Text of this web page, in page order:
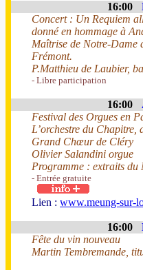
16:00
Concert : Un Requiem
donné en hommage à
Maîtrise de Notre-Dame
Frémont.
P.Matthieu de Laubier,
- Libre participation
16:00
Festival des Orgues en
L’orchestre du
Grand Chœur de Cléry
Olivier Salandini orgue
Programme : extraits du
- Entrée gratuite
Lien : www.meung-sur-
16:00
Fête du vin nouveau
Martin Tembremande,